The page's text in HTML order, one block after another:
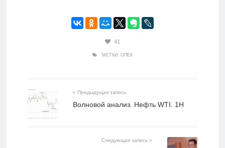
41
МЕТКИ: ОПЕК
« Предыдущая запись
Волновой анализ. Нефть WTI. 1H
Следующая запись »